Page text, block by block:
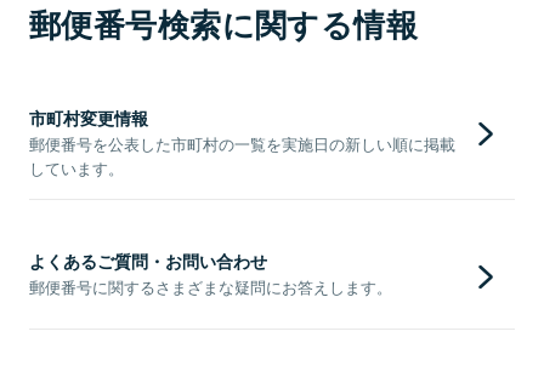
郵便番号検索に関する情報
市町村変更情報
郵便番号を公表した市町村の一覧を実施日の新しい順に掲載
しています。
よくあるご質問・お問い合わせ
郵便番号に関するさまざまな疑問にお答えします。